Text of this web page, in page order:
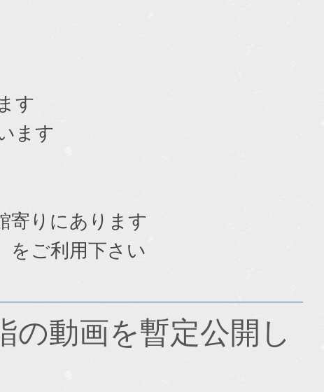
す
ます
寄りにあります
ご利用下さい
の動画を暫定公開し